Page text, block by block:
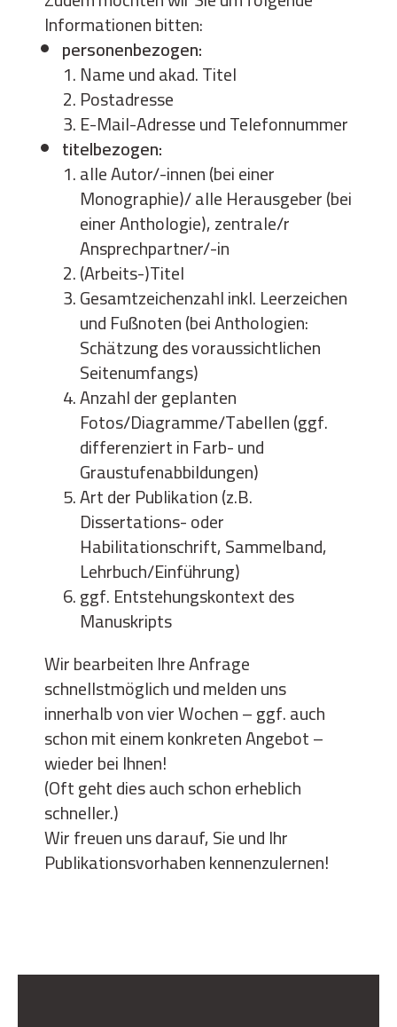
Informationen bitten:
personenbezogen:
Name und akad. Titel
Postadresse
E-Mail-Adresse und Telefonnummer
titelbezogen:
alle Autor/-innen (bei einer
Monographie)/ alle Herausgeber (bei
einer Anthologie), zentrale/r
Ansprechpartner/-in
(Arbeits-)Titel
Gesamtzeichenzahl inkl. Leerzeichen
und Fußnoten (bei Anthologien:
Schätzung des voraussichtlichen
Seitenumfangs)
Anzahl der geplanten
Fotos/Diagramme/Tabellen (ggf.
differenziert in Farb- und
Graustufenabbildungen)
Art der Publikation (z.B.
Dissertations- oder
Habilitationschrift, Sammelband,
Lehrbuch/Einführung)
ggf. Entstehungskontext des
Manuskripts
Wir bearbeiten Ihre Anfrage
schnellstmöglich und melden uns
innerhalb von vier Wochen – ggf. auch
schon mit einem konkreten Angebot –
wieder bei Ihnen!
(Oft geht dies auch schon erheblich
schneller.)
Wir freuen uns darauf, Sie und Ihr
Publikationsvorhaben kennenzulernen!